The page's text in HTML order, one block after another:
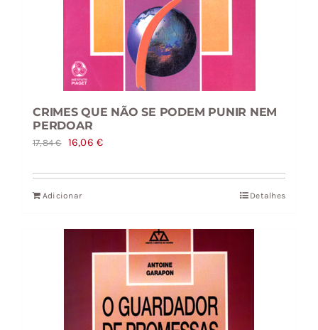
CRIMES QUE NÃO SE PODEM PUNIR NEM
PERDOAR
17,84€
O
original
era:
16,06€O
atual
Adicionar Detalhes